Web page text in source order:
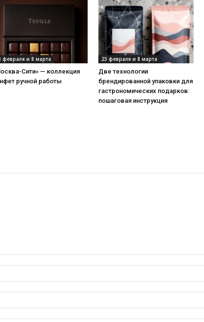
февраля и 8 марта
Сити» — коллекция
ручной работы
23 февраля и 8 марта
Две технологии
брендированной упаковки для
гастрономических подарков:
пошаговая инструкция